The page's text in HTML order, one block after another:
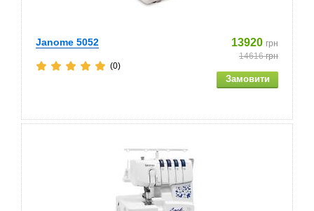
Janome 5052 13920 грн
14616грн
(0)